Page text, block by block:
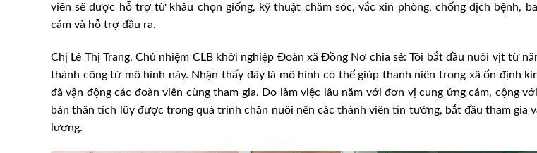
viên sẽ được hỗ trợ từ khâu chọn giống, kỹ thuật chăm sóc, vắc xin phòng, chống dịch bệnh,
cám và hỗ trợ đầu ra.
Chị Lê Thị Trang, Chủ nhiệm CLB khởi nghiệp Đoàn xã Đồng Nơ chia sẻ: Tôi bắt đầu nuôi vịt từ
thành công từ mô hình này. Nhận thấy đây là mô hình có thể giúp thanh niên trong xã ổn định
đã vận động các đoàn viên cùng tham gia. Do làm việc lâu năm với đơn vị cung ứng cám, cộng
bản thân tích lũy được trong quá trình chăn nuôi nên các thành viên tin tưởng, bắt đầu tham gia
lượng.